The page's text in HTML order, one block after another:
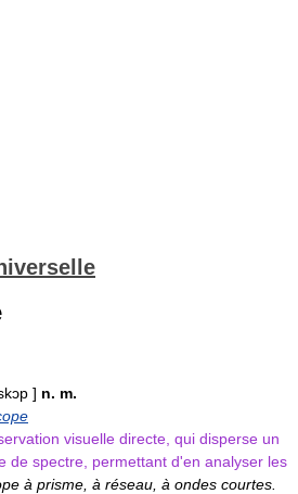
] n. m.
visuelle directe, qui disperse un
de spectre, permettant d'en analyser les
à prisme, à réseau, à ondes courtes.